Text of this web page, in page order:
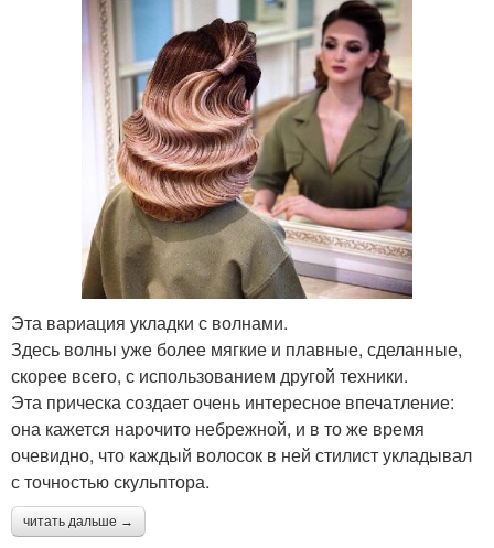
Эта вариация укладки с волнами.
Здесь волны уже более мягкие и плавные, сделанные,
скорее всего, с использованием другой техники.
Эта прическа создает очень интересное впечатление:
она кажется нарочито небрежной, и в то же время
очевидно, что каждый волосок в ней стилист укладывал
с точностью скульптора.
читать дальше →